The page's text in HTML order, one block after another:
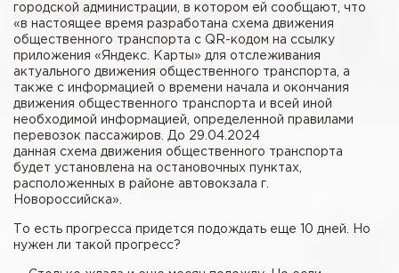
городской администрации, в котором ей сообщают, что
«в настоящее время разработана схема движения
общественного транспорта с QR-кодом на ссылку
приложения «Яндекс. Карты» для отслеживания
актуального движения общественного транспорта, а
также с информацией о времени начала и окончания
движения общественного транспорта и всей иной
необходимой информацией, определенной правилами
перевозок пассажиров. До 29.04.2024
данная схема движения общественного транспорта
будет установлена на остановочных пунктах,
расположенных в районе автовокзала г.
Новороссийска».
То есть прогресса придется подождать еще 10 дней. Но
нужен ли такой прогресс?